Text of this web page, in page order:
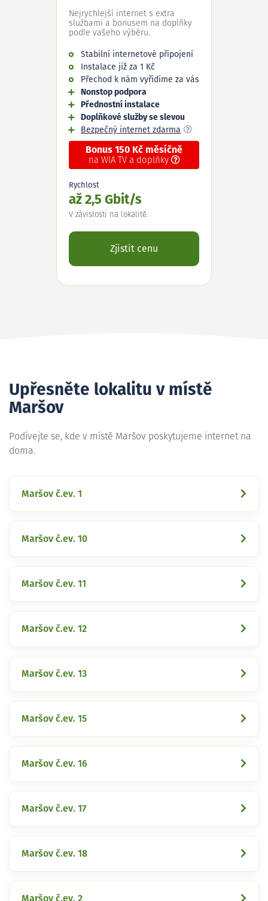
Nejrychlejší internet s extra
službami a bonusem na doplňky
podle vašeho výběru.
Stabilní internetové připojení
Instalace již za 1 Kč
Přechod k nám vyřídíme za vás
Nonstop podpora
Přednostní instalace
Doplňkové služby se slevou
Bezpečný internet zdarma
Bonus 150 Kč měsíčně
na WIA TV a doplňky
Rychlost
až 2,5 Gbit/s
V závislosti na lokalitě.
Zjistit cenu
Upřesněte lokalitu v místě
Maršov
Podívejte se, kde v místě Maršov poskytujeme internet na
doma.
Maršov č.ev. 1
Maršov č.ev. 10
Maršov č.ev. 11
Maršov č.ev. 12
Maršov č.ev. 13
Maršov č.ev. 15
Maršov č.ev. 16
Maršov č.ev. 17
Maršov č.ev. 18
Maršov č.ev. 2